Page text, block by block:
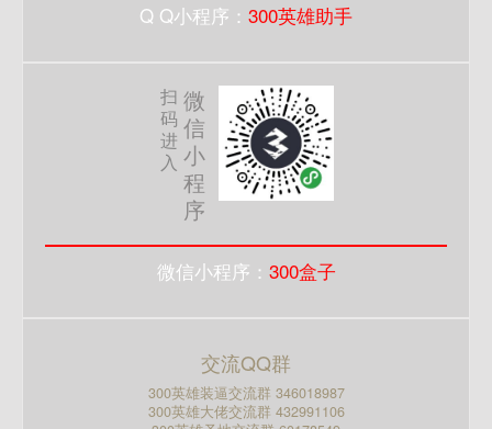
Q Q小程序： 300英雄助手
扫
码
进
入
微
信
小
程
序
微信小程序： 300盒子
交流QQ群
300英雄装逼交流群 346018987
300英雄大佬交流群 432991106